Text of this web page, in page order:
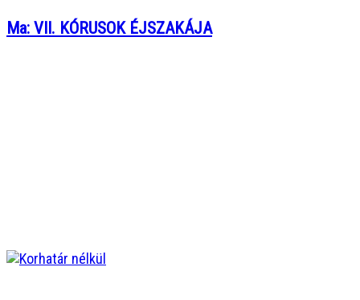
Ma: VII. KÓRUSOK ÉJSZAKÁJA